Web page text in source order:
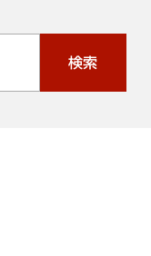
検索